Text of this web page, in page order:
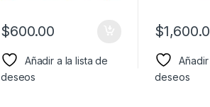
$600.00
Añadir a la lista de
deseos
$
deseos